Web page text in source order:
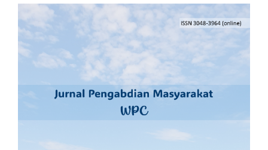
Bilah
Samping
Artikel